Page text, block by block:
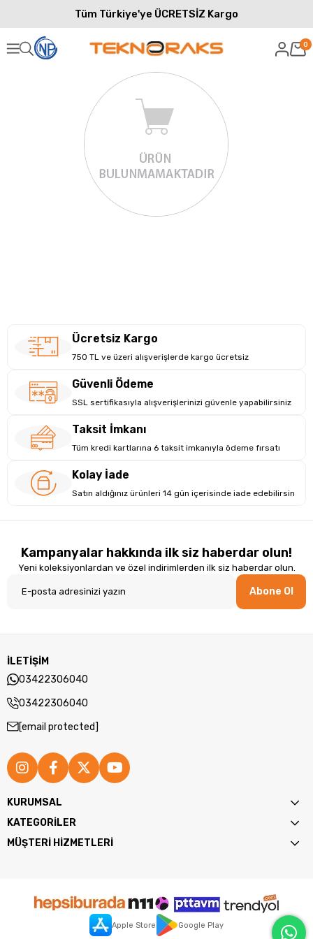
Tüm Türkiye'ye ÜCRETSİZ Kargo
0
Ücretsiz Kargo
750 TL ve üzeri alışverişlerde kargo ücretsiz
Güvenli Ödeme
SSL sertifikasıyla alışverişlerinizi güvenle yapabilirsiniz
Taksit İmkanı
Tüm kredi kartlarına 6 taksit imkanıyla ödeme fırsatı
Kolay İade
Satın aldığınız ürünleri 14 gün içerisinde iade edebilirsin
Kampanyalar hakkında ilk siz haberdar olun!
Yeni koleksiyonlardan ve özel indirimlerden ilk siz haberdar olun.
Abone Ol
İLETİŞİM
03422306040
03422306040
[email protected]
KURUMSAL
KATEGORİLER
MÜŞTERİ HİZMETLERİ
Apple Store Google Play